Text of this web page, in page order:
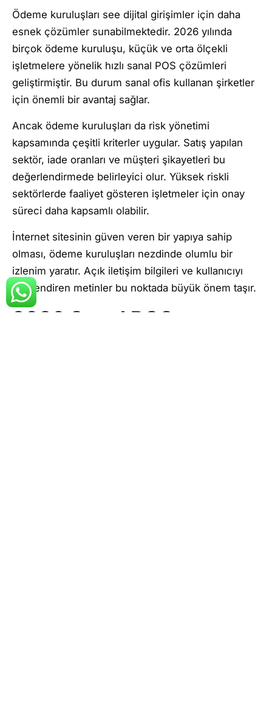
Ödeme kuruluşları see dijital girişimler için daha
esnek çözümler sunabilmektedir. 2026 yılında
birçok ödeme kuruluşu, küçük ve orta ölçekli
işletmelere yönelik hızlı sanal POS çözümleri
geliştirmiştir. Bu durum sanal ofis kullanan şirketler
için önemli bir avantaj sağlar.
Ancak ödeme kuruluşları da risk yönetimi
kapsamında çeşitli kriterler uygular. Satış yapılan
sektör, iade oranları ve müşteri şikayetleri bu
değerlendirmede belirleyici olur. Yüksek riskli
sektörlerde faaliyet gösteren işletmeler için onay
süreci daha kapsamlı olabilir.
İnternet sitesinin güven veren bir yapıya sahip
olması, ödeme kuruluşları nezdinde olumlu bir
izlenim yaratır. Açık iletişim bilgileri ve kullanıcıyı
bilgilendiren metinler bu noktada büyük önem taşır.
2026 Sanal POS